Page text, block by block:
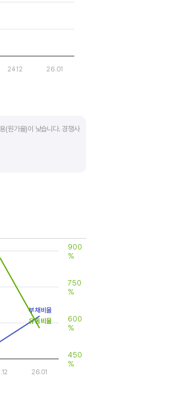
24.12 26.01
(원가율)이 낮습니다. 경쟁사
26.01
450
%
600
%
750
%
900
%
부채비율
유동비율